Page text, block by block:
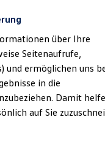
über Ihre
Seitenaufrufe,
und ermöglichen uns
in die
Damit
auf Sie